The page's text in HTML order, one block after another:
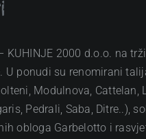
KUHINJE 2000 d.o.o. na
U ponudi su renomirani
Modulnova, Cattelan,
Pedrali, Saba, Ditre..),
obloga Garbelotto i